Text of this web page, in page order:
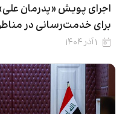
اجرای پویش «پدرمان
برای خدمت‌رسانی در
۱ آذر ۱۴۰۴